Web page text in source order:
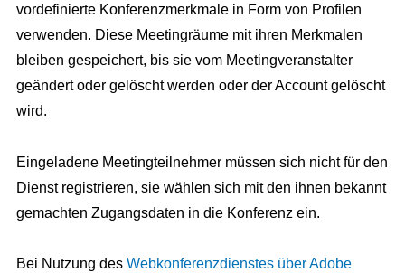
vordefinierte Konferenzmerkmale in Form von Profilen
verwenden. Diese Meetingräume mit ihren Merkmalen
bleiben gespeichert, bis sie vom Meetingveranstalter
geändert oder gelöscht werden oder der Account gelöscht
wird.
Eingeladene Meetingteilnehmer müssen sich nicht für den
Dienst registrieren, sie wählen sich mit den ihnen bekannt
gemachten Zugangsdaten in die Konferenz ein.
Bei Nutzung des Webkonferenzdienstes über Adobe